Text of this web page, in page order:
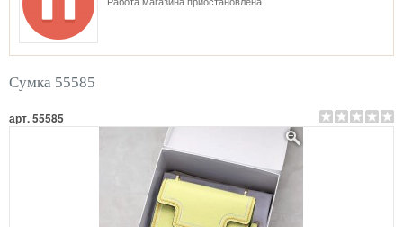
Сумка 55585
арт. 55585